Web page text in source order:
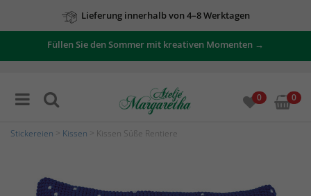
Lieferung innerhalb von 4–8 Werktagen
Füllen Sie den Sommer mit kreativen Momenten →
0 0
Stickereien Kissen > Kissen Süße Rentiere